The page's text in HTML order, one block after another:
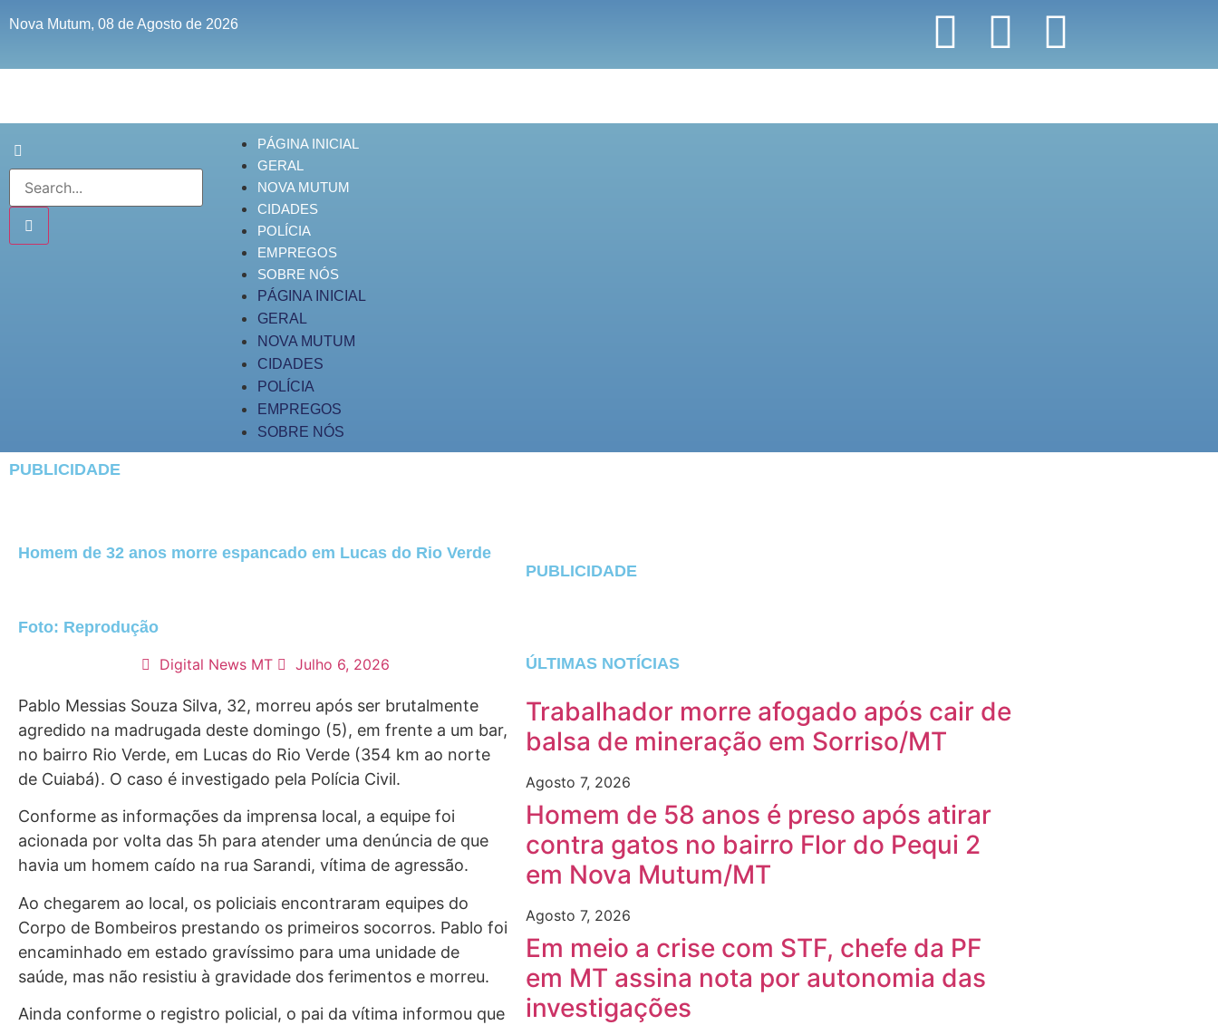
Nova Mutum, 08 de Agosto de 2026
PÁGINA INICIAL
GERAL
NOVA MUTUM
CIDADES
POLÍCIA
EMPREGOS
SOBRE NÓS
PÁGINA INICIAL
GERAL
NOVA MUTUM
CIDADES
POLÍCIA
EMPREGOS
SOBRE NÓS
PUBLICIDADE
Homem de 32 anos morre espancado em Lucas do Rio Verde
Foto: Reprodução
Digital News MT Julho 6, 2026
Pablo Messias Souza Silva, 32, morreu após ser brutalmente
agredido na madrugada deste domingo (5), em frente a um bar,
no bairro Rio Verde, em Lucas do Rio Verde (354 km ao norte
de Cuiabá). O caso é investigado pela Polícia Civil.
Conforme as informações da imprensa local, a equipe foi
acionada por volta das 5h para atender uma denúncia de que
havia um homem caído na rua Sarandi, vítima de agressão.
Ao chegarem ao local, os policiais encontraram equipes do
Corpo de Bombeiros prestando os primeiros socorros. Pablo foi
encaminhado em estado gravíssimo para uma unidade de
saúde, mas não resistiu à gravidade dos ferimentos e morreu.
Ainda conforme o registro policial, o pai da vítima informou que
PUBLICIDADE
ÚLTIMAS NOTÍCIAS
Trabalhador morre afogado após cair de
balsa de mineração em Sorriso/MT
Agosto 7, 2026
Homem de 58 anos é preso após atirar
contra gatos no bairro Flor do Pequi 2
em Nova Mutum/MT
Agosto 7, 2026
Em meio a crise com STF, chefe da PF
em MT assina nota por autonomia das
investigações